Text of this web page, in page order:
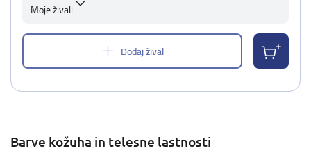
Moje živali
Dodaj žival
Barve kožuha in telesne lastnosti